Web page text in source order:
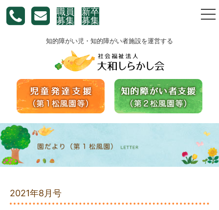
職員
募集
新卒
募集
知的障がい児・知的障がい者施設を運営する
2021年8月号